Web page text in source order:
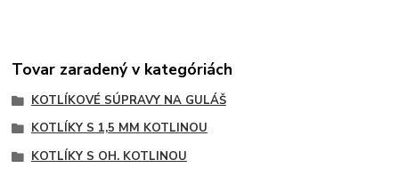
Tovar zaradený v kategóriách
KOTLÍKOVÉ SÚPRAVY NA GULÁŠ
KOTLÍKY S 1,5 MM KOTLINOU
KOTLÍKY S OH. KOTLINOU